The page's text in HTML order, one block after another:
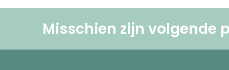
Misschien zijn volgende